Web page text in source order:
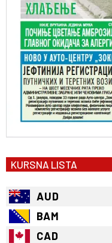
KURSNA LISTA
AUD
BAM
CAD